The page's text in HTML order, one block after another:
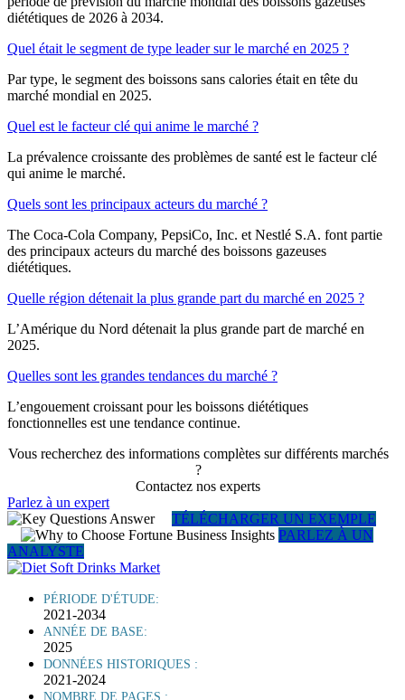
diététiques de 2026 à 2034.
Quel était le segment de type leader sur le marché en 2025 ?
Par type, le segment des boissons sans calories était en tête du
marché mondial en 2025.
Quel est le facteur clé qui anime le marché ?
La prévalence croissante des problèmes de santé est le facteur clé
qui anime le marché.
Quels sont les principaux acteurs du marché ?
The Coca-Cola Company, PepsiCo, Inc. et Nestlé S.A. font partie
des principaux acteurs du marché des boissons gazeuses
diététiques.
Quelle région détenait la plus grande part du marché en 2025 ?
L’Amérique du Nord détenait la plus grande part de marché en
2025.
Quelles sont les grandes tendances du marché ?
L’engouement croissant pour les boissons diététiques
fonctionnelles est une tendance continue.
Vous recherchez des informations complètes sur différents marchés
?
Contactez nos experts
Parlez à un expert
TÉLÉCHARGER UN EXEMPLE
PARLEZ À UN
ANALYSTE
PÉRIODE D'ÉTUDE:
2021-2034
ANNÉE DE BASE:
2025
DONNÉES HISTORIQUES :
2021-2024
NOMBRE DE PAGES :